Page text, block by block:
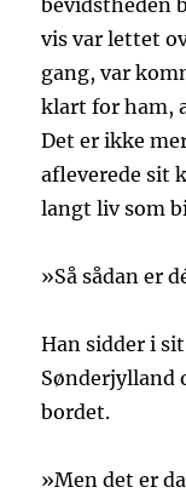
vis var lettet
gang, var
klart for ham,
Det er ikke
afleverede sit
langt liv som
»Så sådan er
Han sidder i
Sønderjylland
bordet.
»Men det er